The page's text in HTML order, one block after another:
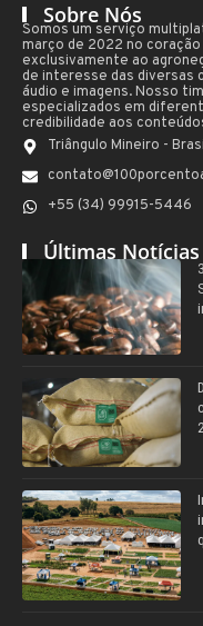
Sobre Nós
Somos um serviço
março de 2022 no
exclusivamente ao
de interesse das diversas
áudio e imagens. Nosso
especializados em
credibilidade aos
Triângulo Mineiro -
+55 (34) 99915-5446
Últimas Notícias